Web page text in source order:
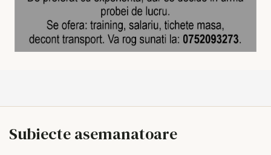
Subiecte asemanatoare